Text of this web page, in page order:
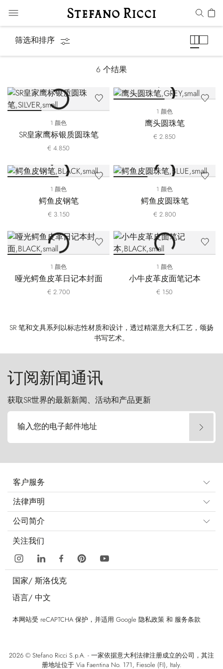
筛选和排序
6 个结果
1 颜色
SR皇家鹰标银质圆珠笔
€ 4.850
1 颜色
鹰头圆珠笔
€ 2.850
1 颜色
鳄鱼皮钢笔
€ 3.150
1 颜色
鳄鱼皮圆珠笔
€ 2.800
1 颜色
哑光鳄鱼皮革日记本封面
€ 2.700
1 颜色
小牛皮革皮面笔记本
€ 150
SR 笔和文具系列以标志性材质和设计，透过精湛意大利工艺，颂扬
书写艺术。
订阅新闻通讯
获取SR世界的最新新闻、活动和产品更新
输入您的电子邮件地址
客户服务
法律声明
公司简介
关注我们
国家/ 斯洛伐克
语言/ 中文
本网站受 reCAPTCHA 保护，并适用 Google 隐私政策 和 服务条款
2026 © Stefano Ricci S.p.A. - 一家依据意大利法律注册成立的公司，其注
册地址位于 Via Faentina No. 171, Fiesole (FI), Italy.